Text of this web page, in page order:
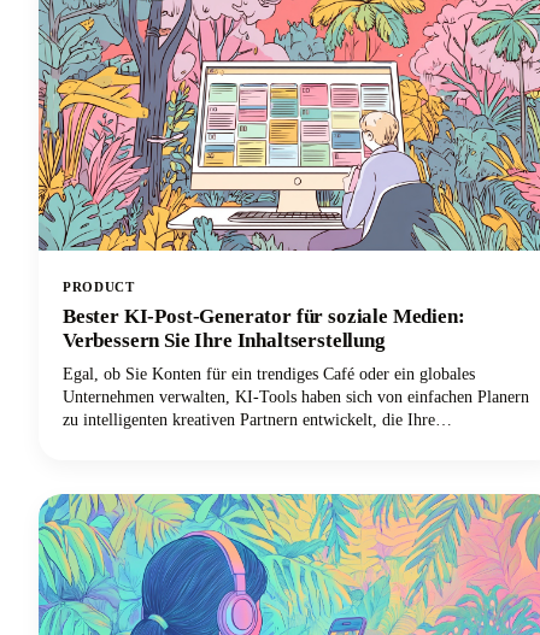
PRODUCT
Bester KI-Post-Generator für soziale Medien:
Verbessern Sie Ihre Inhaltserstellung
Egal, ob Sie Konten für ein trendiges Café oder ein globales
Unternehmen verwalten, KI-Tools haben sich von einfachen Planern
zu intelligenten kreativen Partnern entwickelt, die Ihre
diese Tools unverzichtbar sind, wie Sie das richtige für Ihre
Bedürfnisse auswählen und wie Sie ihr Potenzial maximieren
können, ohne auf Authentizität zu verzichten.